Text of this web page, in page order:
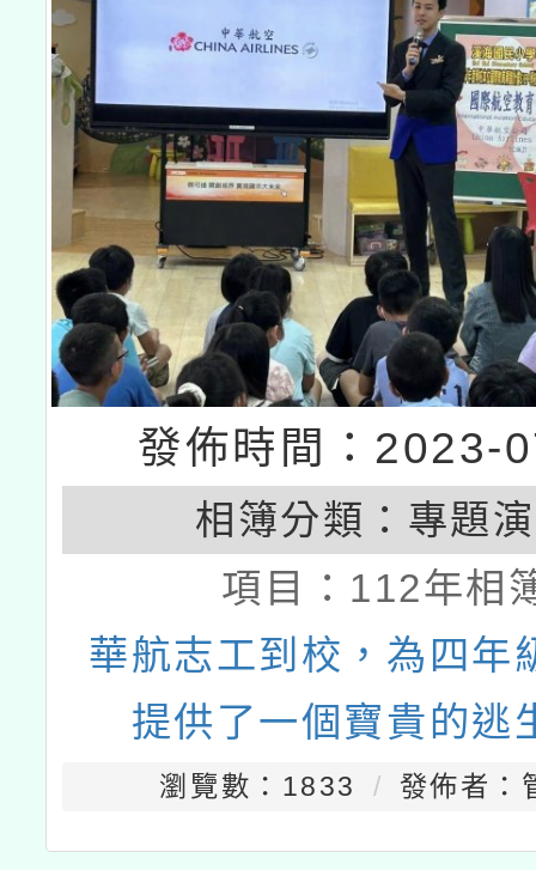
發佈時間：2023-
相簿分類： 專題
項目： 112年相
華航志工到校，為四年
提供了一個寶貴的逃
瀏覽數：1833 發佈者：